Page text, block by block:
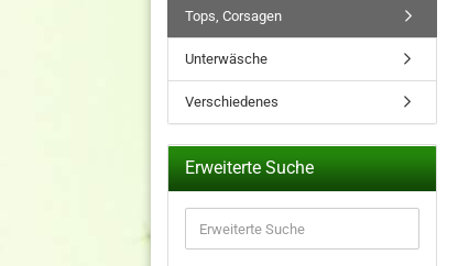
Tops, Corsagen
Unterwäsche
Verschiedenes
Erweiterte Suche
Suche